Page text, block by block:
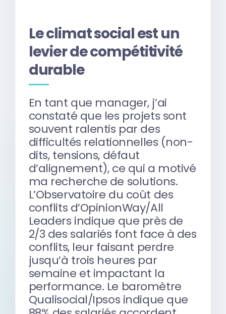
Le climat social est un
levier de compétitivité
durable
En tant que manager, j’ai
constaté que les projets sont
souvent ralentis par des
difficultés relationnelles (non-
dits, tensions, défaut
d’alignement), ce qui a motivé
ma recherche de solutions.
L’Observatoire du coût des
conflits d’OpinionWay/All
Leaders indique que près de
2/3 des salariés font face à des
conflits, leur faisant perdre
jusqu’à trois heures par
semaine et impactant la
performance. Le baromètre
Qualisocial/Ipsos indique que